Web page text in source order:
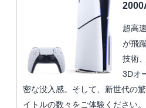
超高
が飛
技術
3Dオ
密な没入感。そして、新世代の
イトルの数々をご体験ください。